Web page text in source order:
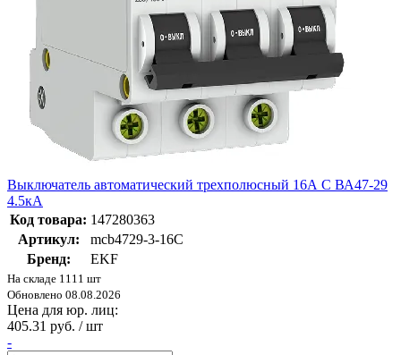
Выключатель автоматический трехполюсный 16А С ВА47-29
4.5кА
Код товара: 147280363
Артикул:
mcb4729-3-16C
Бренд:
EKF
На складе 1111 шт
Обновлено 08.08.2026
Цена для юр. лиц:
405.31 руб. / шт
-